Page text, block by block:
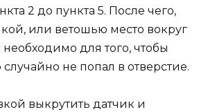
2 до пункта 5. После чего,
или ветошью место вокруг
необходимо для того, чтобы
не попал в отверстие.
выкрутить датчик и